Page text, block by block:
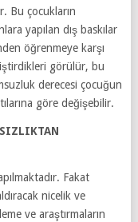
Bu çocukların
yapılan dış baskılar
öğrenmeye karşı
görülür, bu
derecesi çocuğun
göre değişebilir.
Fakat
nicelik ve
ve araştırmaların